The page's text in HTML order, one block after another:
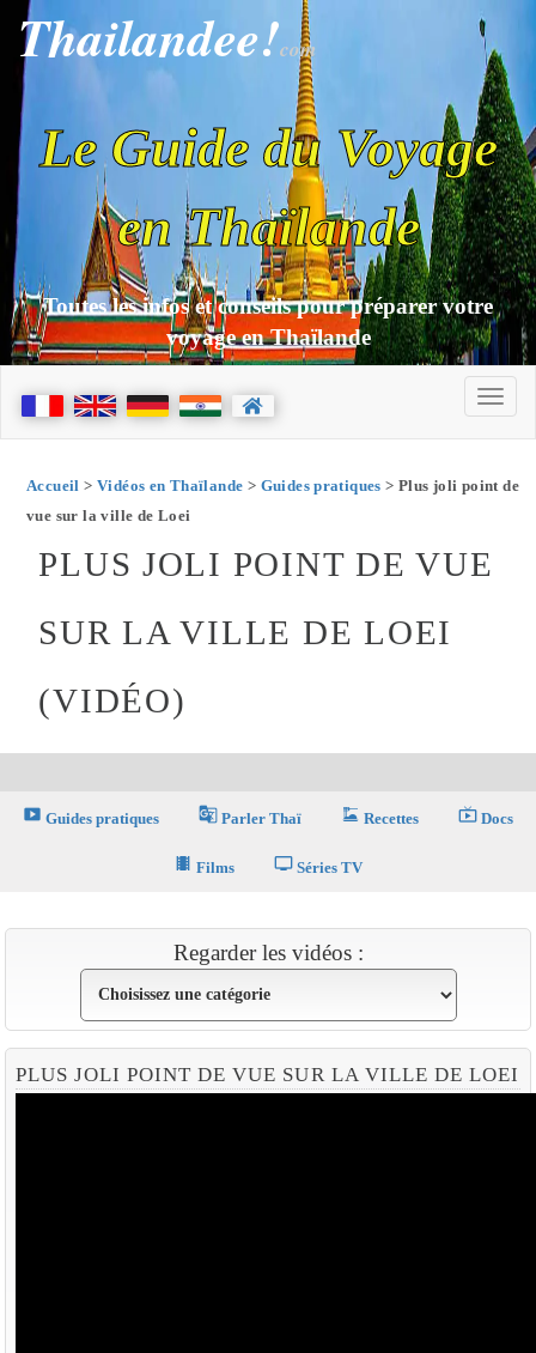
Thailandee!com
Le Guide du Voyage
en Thaïlande
Toutes les infos et conseils pour préparer votre
voyage en Thaïlande
Accueil > Vidéos en Thaïlande > Guides pratiques > Plus joli point de
vue sur la ville de Loei
PLUS JOLI POINT DE VUE
SUR LA VILLE DE LOEI
(VIDÉO)
smart_display Guides pratiques g_translate Parler Thaï dinner_dining Recettes live_tv Docs
theaters Films tv Séries TV
Regarder les vidéos :
PLUS JOLI POINT DE VUE SUR LA VILLE DE LOEI